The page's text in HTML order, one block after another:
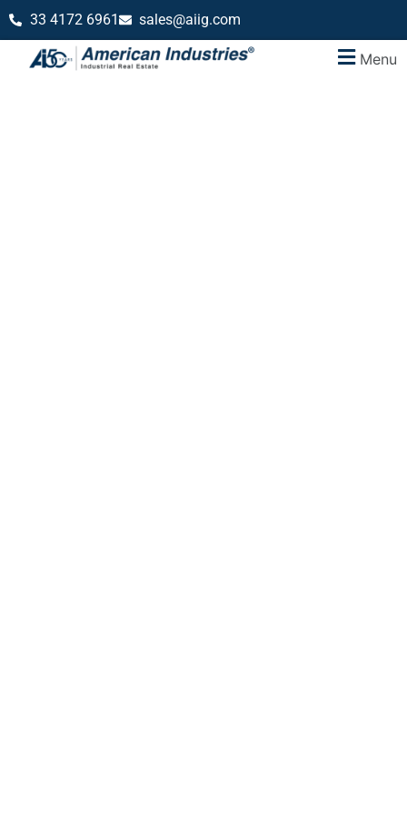
33 4172 6961 sales@aiig.com
Menu